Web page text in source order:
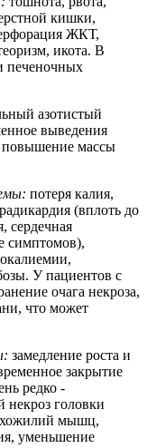
кишки,
ЖКТ,
икота. В
печеночных
азотистый
выведения
повышение массы
потеря калия,
(вплоть до
сердечная
симптомов),
У пациентов с
очага некроза,
что может
замедление роста и
закрытие
редко -
некроз головки
мышц,
уменьшение